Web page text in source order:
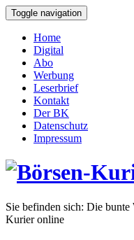
Toggle navigation
Home
Digital
Abo
Werbung
Leserbrief
Kontakt
Der BK
Datenschutz
Impressum
Sie befinden sich: Die bunte
Kurier online